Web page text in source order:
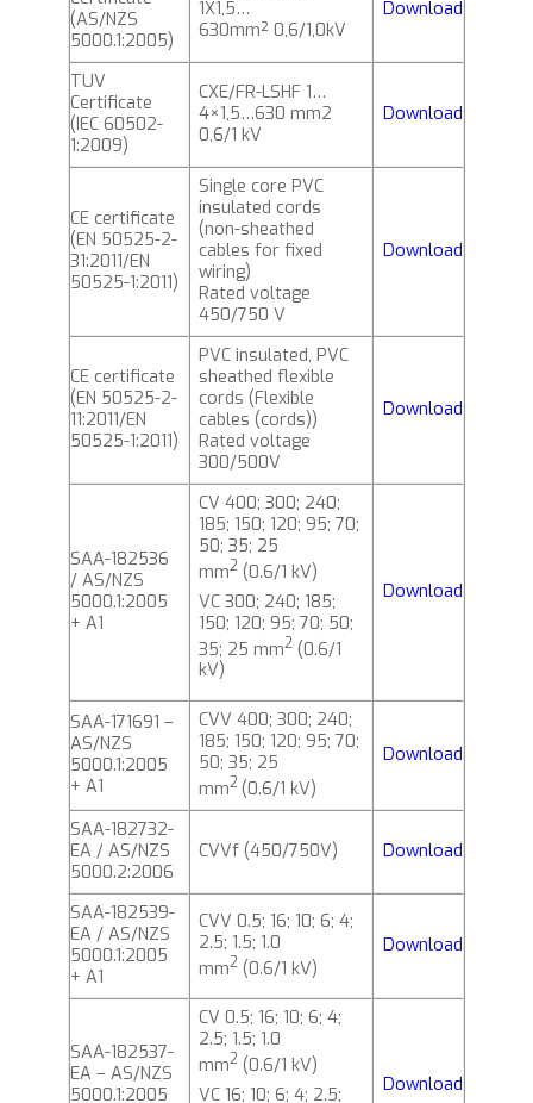
(AS/NZS
5000.1:2005)
1X1,5…
630mm² 0,6/1,0kV
Download
TUV
Certificate
(IEC 60502-
1:2009)
CXE/FR-LSHF 1…
4×1,5…630 mm2
0,6/1 kV
Download
CE certificate
(EN 50525-2-
31:2011/EN
50525-1:2011)
Single core PVC
insulated cords
(non-sheathed
cables for fixed
wiring)
Rated voltage
450/750 V
Download
CE certificate
(EN 50525-2-
11:2011/EN
50525-1:2011)
PVC insulated, PVC
sheathed flexible
cords (Flexible
cables (cords))
Rated voltage
300/500V
Download
SAA-182536
/ AS/NZS
5000.1:2005
+ A1
CV 400; 300; 240;
185; 150; 120; 95; 70;
50; 35; 25
mm2 (0.6/1 kV)
VC 300; 240; 185;
150; 120; 95; 70; 50;
35; 25 mm2 (0.6/1
kV)
Download
SAA-171691 –
AS/NZS
5000.1:2005
+ A1
CVV 400; 300; 240;
185; 150; 120; 95; 70;
50; 35; 25
mm2 (0.6/1 kV)
Download
SAA-182732-
EA / AS/NZS
5000.2:2006
CVVf (450/750V) Download
SAA-182539-
EA / AS/NZS
5000.1:2005
+ A1
CVV 0.5; 16; 10; 6; 4;
2.5; 1.5; 1.0
mm2 (0.6/1 kV)
Download
SAA-182537-
EA – AS/NZS
5000.1:2005
CV 0.5; 16; 10; 6; 4;
2.5; 1.5; 1.0
mm2 (0.6/1 kV)
VC 16; 10; 6; 4; 2.5;
Download